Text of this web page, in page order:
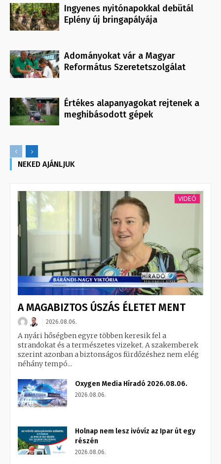
Ingyenes nyitónapokkal debütál
Eplény új bringapályája
Adományokat vár a Magyar
Református Szeretetszolgálat
Értékes alapanyagokat rejtenek a
meghibásodott gépek
NEKED AJÁNLJUK
VIDEÓ
A MAGABIZTOS ÚSZÁS ÉLETET MENT
2026.08.06.
A nyári hőségben egyre többen keresik fel a
strandokat és a természetes vizeket. A szakemberek
szerint azonban a biztonságos fürdőzéshez nem elég
néhány tempó...
Oxygen Media Híradó 2026.08.06.
2026.08.06.
Holnap nem lesz ivóvíz az Ipar út egy
részén
2026.08.06.